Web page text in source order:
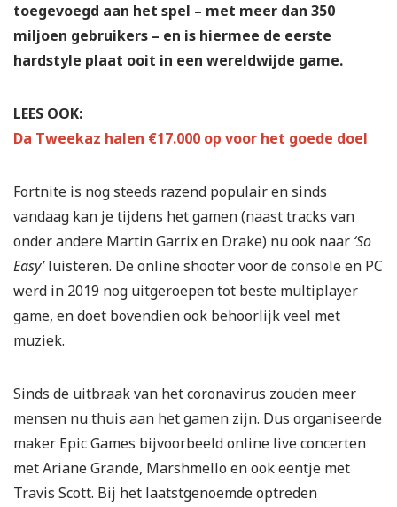
toegevoegd aan het spel – met meer dan 350
miljoen gebruikers – en is hiermee de eerste
hardstyle plaat ooit in een wereldwijde game.
LEES OOK:
Da Tweekaz halen €17.000 op voor het goede doel
Fortnite is nog steeds razend populair en sinds
vandaag kan je tijdens het gamen (naast tracks van
onder andere Martin Garrix en Drake) nu ook naar ‘So
Easy’luisteren. De online shooter voor de console en PC
werd in 2019 nog uitgeroepen tot beste multiplayer
game, en doet bovendien ook behoorlijk veel met
muziek.
Sinds de uitbraak van het coronavirus zouden meer
mensen nu thuis aan het gamen zijn. Dus organiseerde
maker Epic Games bijvoorbeeld online live concerten
met Ariane Grande, Marshmello en ook eentje met
Travis Scott. Bij het laatstgenoemde optreden